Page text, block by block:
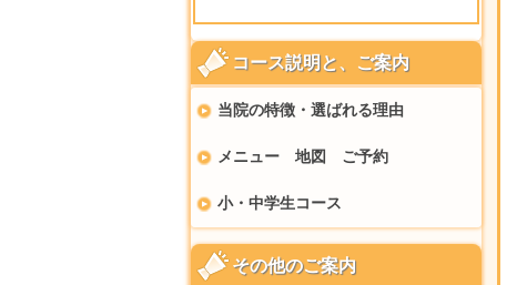
コース説明と、ご案内
当院の特徴・選ばれる理由
メニュー 地図 ご予約
小・中学生コース
その他のご案内